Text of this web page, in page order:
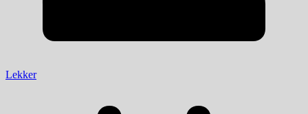
Lekker